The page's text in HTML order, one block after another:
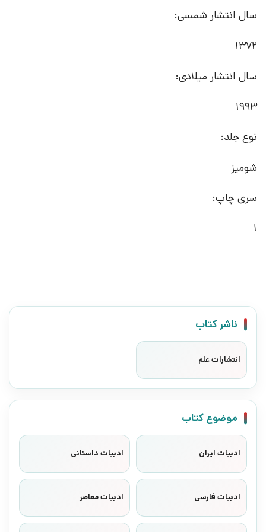
سال انتشار شمسی:
1372
سال انتشار میلادی:
1993
نوع جلد:
شومیز
سری چاپ:
1
ناشر کتاب
انتشارات علم
موضوع کتاب
ادبیات ایران ادبیات داستانی
ادبیات فارسی ادبیات معاصر